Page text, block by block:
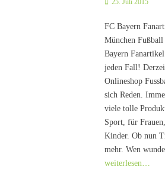
25. Juli 2015
FC Bayern
München
Bayern
jeden Fall!
Onlineshop
sich Reden.
viele tolle
Sport, für
Kinder. Ob nun
mehr. Wen
weiterlesen…